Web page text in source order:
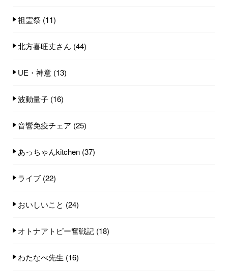
祖霊祭 (11)
北方喜旺丈さん (44)
UE・神意 (13)
波動量子 (16)
音響免疫チェア (25)
あっちゃんkitchen (37)
ライブ (22)
おいしいこと (24)
オトナアトピー奮戦記 (18)
わたなべ先生 (16)